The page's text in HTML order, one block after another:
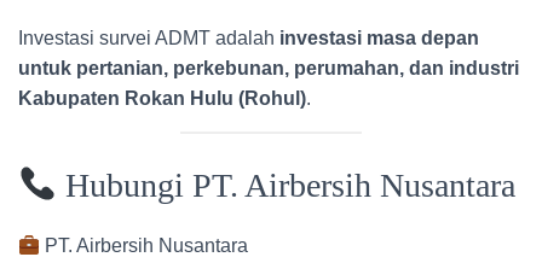
Investasi survei ADMT adalah investasi masa depan
untuk pertanian, perkebunan, perumahan, dan industri
Kabupaten Rokan Hulu (Rohul).
Hubungi PT. Airbersih Nusantara
PT. Airbersih Nusantara